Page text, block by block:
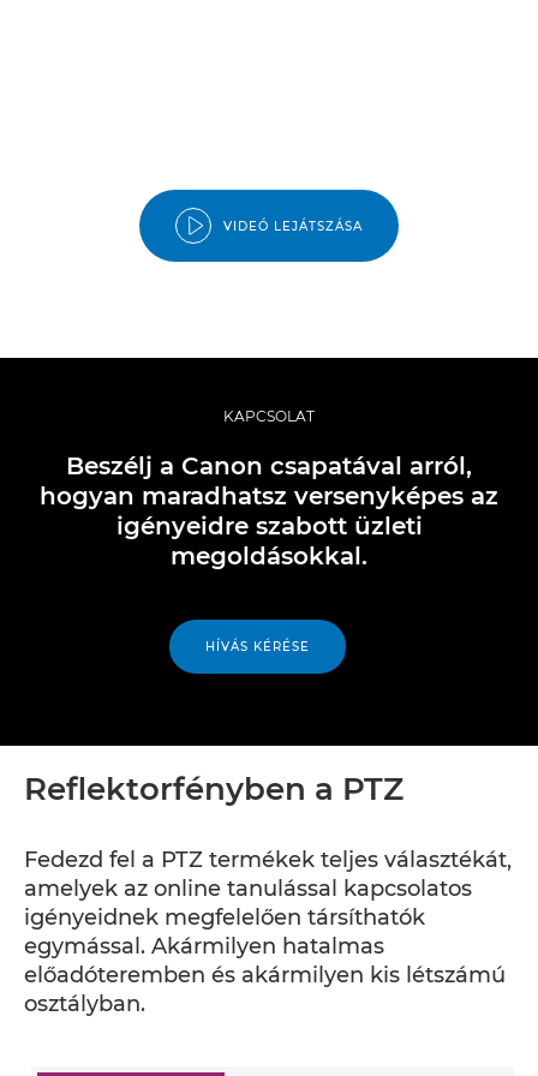
VIDEÓ LEJÁTSZÁSA
KAPCSOLAT
Beszélj a Canon csapatával arról,
hogyan maradhatsz versenyképes az
igényeidre szabott üzleti
megoldásokkal.
HÍVÁS KÉRÉSE
Reflektorfényben a PTZ
Fedezd fel a PTZ termékek teljes választékát,
amelyek az online tanulással kapcsolatos
igényeidnek megfelelően társíthatók
egymással. Akármilyen hatalmas
előadóteremben és akármilyen kis létszámú
osztályban.